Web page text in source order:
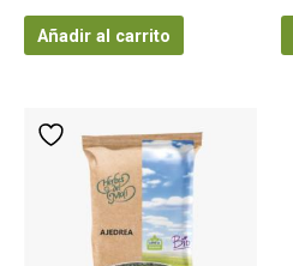
Añadir al carrito